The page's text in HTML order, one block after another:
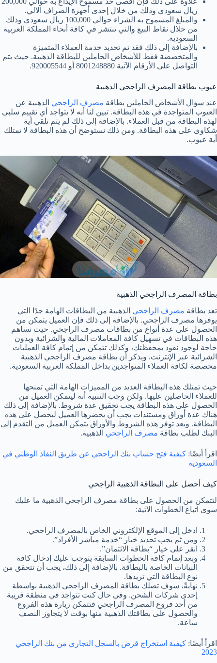
ريال سعودي وذلك من خلال إحدى أجهزة الصراف الآلي.
والمبلغ المسموح به الشراء حوالي 100,000 ريال سعودي وذلك
من خلال نقاط البيع والتي تنتشر في كافة أنحاء المملكة العربية
السعودية.
بالإضافة إلى ذلك فقد تم تحديد خدمة العملاء المتميزة
والمتخصصة فقط للأشخاص الحاملين للبطاقة الذهبية. حيث يتم
التواصل على الأرقام الآتية 8001248880 أو 920005544.
عيوب بطاقة المصرف الراجحي الذهبية
عند سؤال الأشخاص الحاملين بطاقة مصرف الراجحي الذهبية عن
العيوب المتواجدة في هذه البطاقة. تبين لنا أنه لا يتواجد أي تقييم سلبي
لهذه البطاقة من قبل العملاء. بالإضافة إلى ذلك لم يتم تلقي أية
شكاوى على هذه البطاقة. ومن ذلك نستوضح أن هذه البطاقة لا تمتلك
أية عيوب.
بطاقة المصرف الراجحي الذهبية
تعد بطاقة مصرف الراجحي الذهبية من البطاقات الهامة جدًا التي
يوفرها مصرف الراجحي. بالإضافة إلى ذلك فإن العميل يتمكن من
الحصول على عدة أنواع من بطاقات مصرف الراجحي. حيث تساهم
هذه البطاقات في تسهيل كافة المعاملات المالية والشرائية وبدون
حاجة لوجود نقود بمحفظتك، وكذلك تتمكن من إتمام كافة العمليات
الشرائية عبر الإنترنت. ويذكر أن بطاقة مصرف الراجحي الذهبية
مخصصة لكافة العملاء المتواجدين بداخل المملكة العربية السعودية.
حيث تمتلك هذه البطاقة العديد من المميزات الهامة التي تمنحها
للعملاء الحاصلين عليها. ولكن وجب التنبيه أنه ليتمكن العميل من
الحصول على هذه البطاقة يجب تحقيق عدة شروط. بالإضافة إلى ذلك
هناك عدة أوراق ومستندات يجب أن يحضرها العميل ليحصل على هذه
البطاقة. وبعد توفر هذه الشروط والأوراق يتمكن العميل من التقدم إلى
البنك لطلب بطاقة مصرف الراجحي الذهبية.
اقرأ أيضًا: كيفية فتح حساب بنك الراجحي عن طريق النفاذ الوطني في
السعودية
كيف أحصل على البطاقة الذهبية الراجحي
لتتمكن من الحصول على بطاقة مصرف الراجحي الذهبية ما عليك
سوى اتباع الخطوات الآتية:
ادخل إلى الموقع الإلكتروني الخاص بالمصرف الراجحي.
ومن ثم يجب تحديد خيار “خدمة مباشر الأفراد”.
انقر على خيار “بطاقة الائتمان”.
وبعد إتمام كافة الخطوات السابقة يتوجب عليك إدخال كافة
البيانات الخاصة بالبطاقة. بالإضافة إلى ذلك، يجب أن تتحقق من
نوع البطاقة التي تريدها.
نهايةً، سوف تصلك بطاقة المصرف الراجحي الذهبية بواسطة
إحدى شركات الشحن. وفي حال كنت تتواجد في منطقة قريبة
من أحد فروع المصرف الراجحي فتتمكن زيارة هذه الفروع
والحصول على بطاقتك الذهبية منها بوقت لا يتجاوز النصف
ساعة.
اقرأ أيضًا: كيفية استخراج قرض بالسجل التجاري من بنك الراجحي
2023